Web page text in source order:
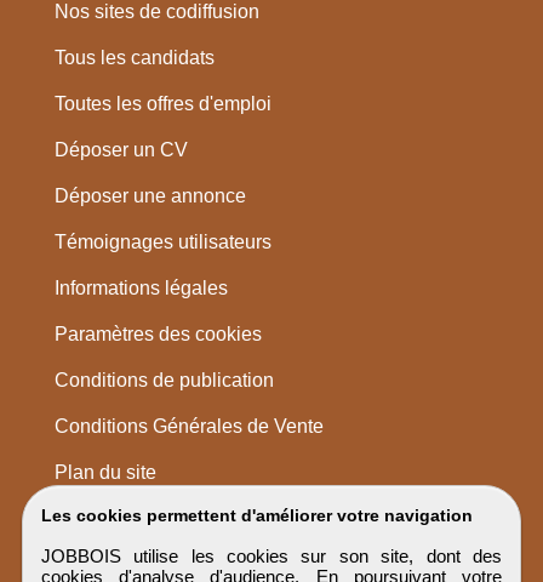
Les cookies permettent d'améliorer votre navigation
JOBBOIS utilise les cookies sur son site, dont des
cookies d'analyse d'audience. En poursuivant votre
Nos sites de codiffusion
Tous les candidats
Toutes les offres d'emploi
Déposer un CV
Déposer une annonce
Témoignages utilisateurs
Informations légales
Paramètres des cookies
Conditions de publication
Conditions Générales de Vente
Plan du site